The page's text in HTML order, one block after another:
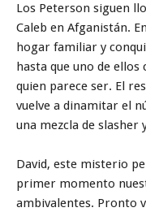
Los Peterson siguen
Caleb en Afganistán.
hogar familiar y
hasta que uno de
quien parece ser. El
vuelve a dinamitar el
una mezcla de slasher
David, este misterio
primer momento
ambivalentes. Pronto